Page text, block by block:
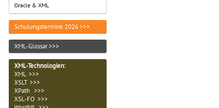
Oracle & XML
Schulungstermine 2026 >>>
XML-Glossar >>>
XML-Technologien:
XML >>>
XSLT >>>
XPath >>>
XSL-FO >>>